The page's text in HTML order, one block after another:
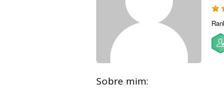
Sobre mim: